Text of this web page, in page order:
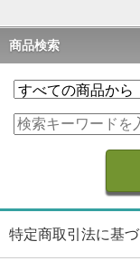
商品検索
特定商取引法に基